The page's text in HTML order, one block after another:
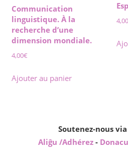
Communication
linguistique. À la
recherche d’une
dimension mondiale.
4,00€
Ajouter au panier
Soutenez-nous
Aliĝu /Adhérez -